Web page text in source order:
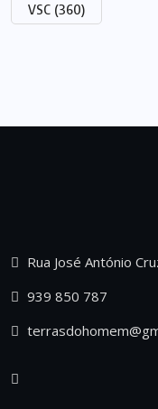
VSC (360)
Rua José António
939 850 787